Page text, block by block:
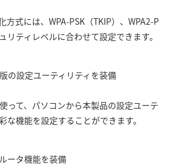
方式には、WPA-PSK（TKIP）、WPA2-
リティレベルに合わせて設定できます。
の設定ユーティリティを装備
って、パソコンから本製品の設定ユーテ
な機能を設定することができます。
ータ機能を装備